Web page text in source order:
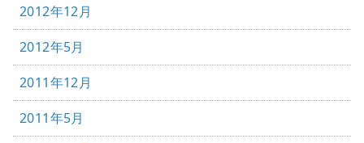
2012年12月
2012年5月
2011年12月
2011年5月